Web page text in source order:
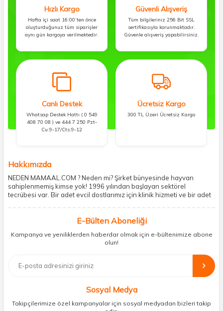
Hızlı Kargo
Hafta içi saat 16:00’ten önce
oluşturduğunuz tüm siparişler
aynı gün kargoya verilmektedir.
Güvenli Alışveriş
Tüm bilgileriniz 256 Bit SSL
sertifikasıyla korunmaktadır.
Güvenle alışveriş yapabilirsiniz.
Canlı Destek
Whatsap Destek Hattı ( 0 549
408 70 08 ) ve 444 7 250 Pzt-
Cu:9-17/Cts:9-12
Ücretsiz Kargo
300 TL Üzeri Ücretsiz Kargo
Hakkımızda
NEDEN MAMAAL.COM ? Neden mi? Şirket bünyesinde hayvan
sahiplenmemiş kimse yok! 1996 yılından başlayan sektörel
tecrübesi var. Bir adet evcil dostlarımız için klinik hizmeti ve bir adet
mobil şubesi ile tüketicilerine en hızlı ve güvenilir teslimatı garanti
etmektedir. Havale-EFT ve kredi kartı gibi ödeme seçenekleri ile
müşterilerini ödeme hususunda imkan sağlamıştır. Sosyal
sorumluluğu kesinlikle es geçmeyerek, mamaal.com üzerinden satışı
yapılan her ürün için sokak hayvanlarına aylık ve düzenli olarak
bağış işlemi gerçekleştirmektedir.
E-Bülten Aboneliği
Kampanya ve yeniliklerden haberdar olmak için e-bültenimize abone
olun!
Sosyal Medya
Takipçilerimize özel kampanyalar için sosyal medyadan bizleri takip